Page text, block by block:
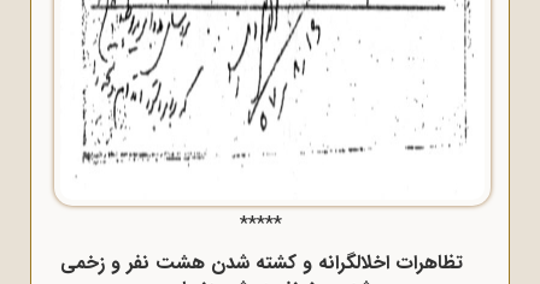
*****
تظاهرات اخلالگرانه و کشته شدن هشت نفر و زخمى